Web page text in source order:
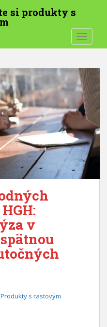
si produkty s
v
Produkty s rastovým